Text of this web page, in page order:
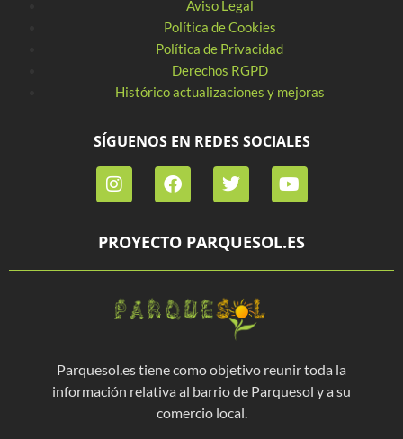
Aviso Legal
Política de Cookies
Política de Privacidad
Derechos RGPD
Histórico actualizaciones y mejoras
SÍGUENOS EN REDES SOCIALES
PROYECTO PARQUESOL.ES
Parquesol.es tiene como objetivo reunir toda la
información relativa al barrio de Parquesol y a su
comercio local.